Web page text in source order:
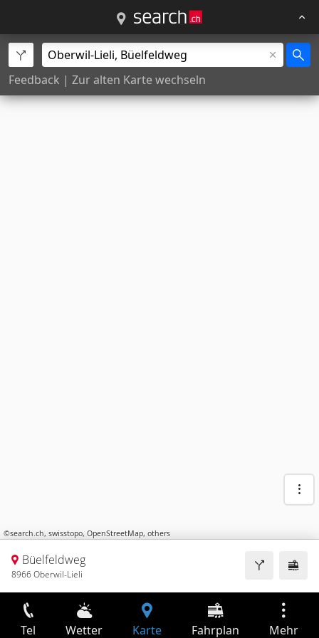
Feedback | Zur alten Karte wechseln
©search.ch, swisstopo, OpenStreetMap, others
Büelfeldweg
8966 Oberwil-Lieli
Tel Wetter Karte Fahrplan Mehr